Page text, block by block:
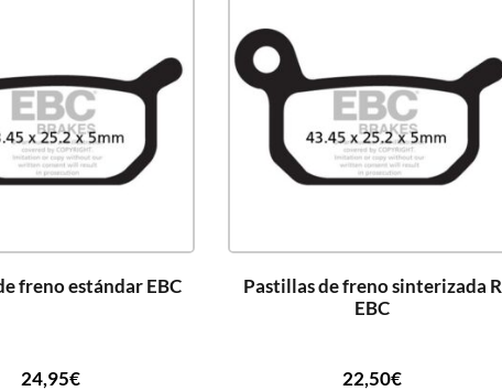
freno estándar EBC
24,95€
Pastillas de freno sinterizada R
EBC
22,50€